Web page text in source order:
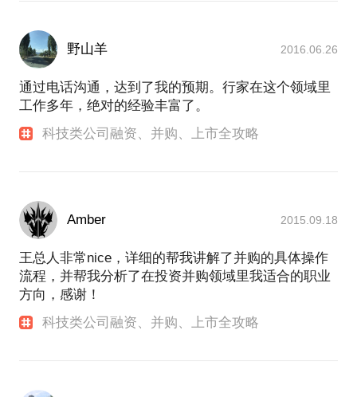
野山羊 2016.06.26
通过电话沟通，达到了我的预期。行家在这个领域里
工作多年，绝对的经验丰富了。
科技类公司融资、并购、上市全攻略
Amber 2015.09.18
王总人非常nice，详细的帮我讲解了并购的具体操作
流程，并帮我分析了在投资并购领域里我适合的职业
方向，感谢！
科技类公司融资、并购、上市全攻略